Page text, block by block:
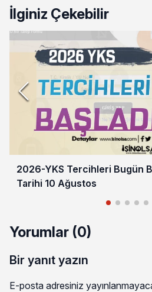
İlginiz Çekebilir
2026-YKS Tercihleri Bugün
Tarihi 10 Ağustos
Yorumlar (0)
Bir yanıt yazın
E-posta adresiniz